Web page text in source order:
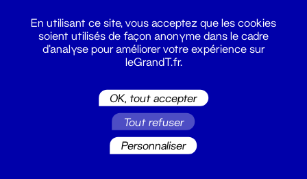
En utilisant ce site, vous acceptez que les cookies
soient utilisés de façon anonyme dans le cadre
d'analyse pour améliorer votre expérience sur
leGrandT.fr.
OK, tout accepter
Tout refuser
Personnaliser